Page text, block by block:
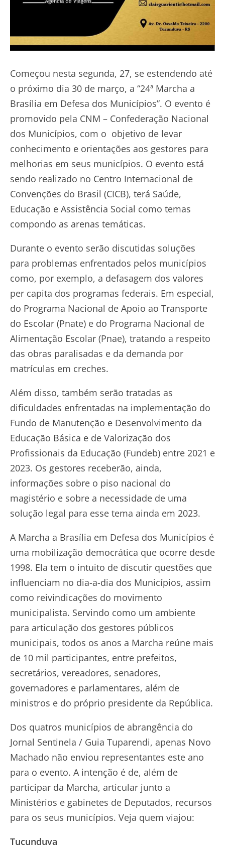
Começou nesta segunda, 27, se estendendo até
o próximo dia 30 de março, a “24ª Marcha a
Brasília em Defesa dos Municípios”. O evento é
promovido pela CNM – Confederação Nacional
dos Municípios, com o objetivo de levar
conhecimento e orientações aos gestores para
melhorias em seus municípios. O evento está
sendo realizado no Centro Internacional de
Convenções do Brasil (CICB), terá Saúde,
Educação e Assistência Social como temas
compondo as arenas temáticas.
Durante o evento serão discutidas soluções
para problemas enfrentados pelos municípios
como, por exemplo, a defasagem dos valores
per capita dos programas federais. Em especial,
do Programa Nacional de Apoio ao Transporte
do Escolar (Pnate) e do Programa Nacional de
Alimentação Escolar (Pnae), tratando a respeito
das obras paralisadas e da demanda por
matrículas em creches.
Além disso, também serão tratadas as
dificuldades enfrentadas na implementação do
Fundo de Manutenção e Desenvolvimento da
Educação Básica e de Valorização dos
Profissionais da Educação (Fundeb) entre 2021 e
2023. Os gestores receberão, ainda,
informações sobre o piso nacional do
magistério e sobre a necessidade de uma
solução legal para esse tema ainda em 2023.
A Marcha a Brasília em Defesa dos Municípios é
uma mobilização democrática que ocorre desde
1998. Ela tem o intuito de discutir questões que
influenciam no dia-a-dia dos Municípios, assim
como reivindicações do movimento
municipalista. Servindo como um ambiente
para articulação dos gestores públicos
municipais, todos os anos a Marcha reúne mais
de 10 mil participantes, entre prefeitos,
secretários, vereadores, senadores,
governadores e parlamentares, além de
ministros e do próprio presidente da República.
Dos quatros municípios de abrangência do
Jornal Sentinela / Guia Tuparendi, apenas Novo
Machado não enviou representantes este ano
para o evento. A intenção é de, além de
participar da Marcha, articular junto a
Ministérios e gabinetes de Deputados, recursos
para os seus municípios. Veja quem viajou:
Tucunduva